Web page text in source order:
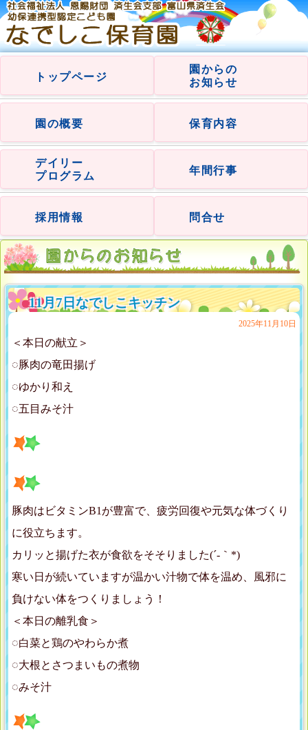
トップページ
園からの
お知らせ
園の概要 保育内容
デイリー
プログラム
年間行事
採用情報 問合せ
11月7日なでしこキッチン
2025年11月10日
＜本日の献立＞
◌豚肉の竜田揚げ
◌ゆかり和え
◌五目みそ汁
豚肉はビタミンB1が豊富で、疲労回復や元気な体づくり
に役立ちます。
カリッと揚げた衣が食欲をそそりました(´-｀*)
寒い日が続いていますが温かい汁物で体を温め、風邪に
負けない体をつくりましょう！
＜本日の離乳食＞
◌白菜と鶏のやわらか煮
◌大根とさつまいもの煮物
◌みそ汁